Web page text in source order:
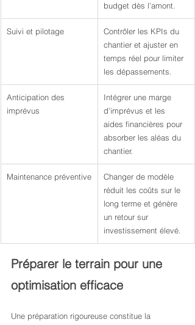
budget dès l’amont.
Suivi et pilotage
Contrôler les KPIs du
chantier et ajuster en
temps réel pour limiter
les dépassements.
Anticipation des
imprévus
Intégrer une marge
d’imprévus et les
aides financières pour
absorber les aléas du
chantier.
Maintenance préventive
Changer de modèle
réduit les coûts sur le
long terme et génère
un retour sur
investissement élevé.
Préparer le terrain pour une
optimisation efficace
Une préparation rigoureuse constitue la